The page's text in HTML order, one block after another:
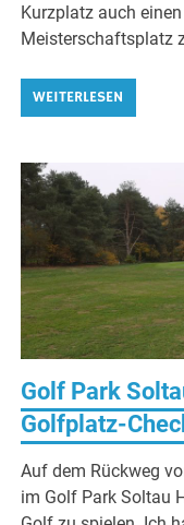
Kurzplatz auch
Meisterschaftsplatz
WEITERLESEN
Golf Park
Golfplatz-
Auf dem Rückweg
im Golf Park Soltau